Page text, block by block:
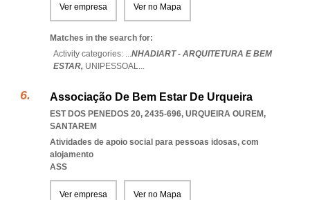
Ver empresa Ver no Mapa
Matches in the search for:
Activity categories: ...NHADIART - ARQUITETURA E BEM
ESTAR, UNIPESSOAL...
Associação De Bem Estar De Urqueira
EST DOS PENEDOS 20, 2435-696, URQUEIRA OUREM,
SANTAREM
Atividades de apoio social para pessoas idosas, com
alojamento
ASS
Ver empresa Ver no Mapa